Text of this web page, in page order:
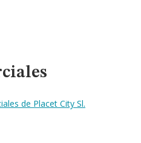
de Placet City Sl.